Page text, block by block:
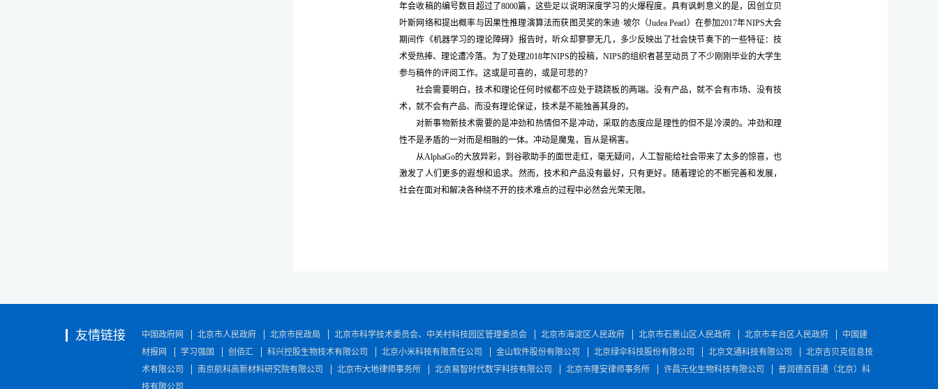
年会收稿的编号数目超过了8000篇，这些足以说明深度学习的火爆程度。具有讽刺意义的是，因创立贝
叶斯网络和提出概率与因果性推理演算法而获图灵奖的朱迪·坡尔（Judea Pearl）在参加2017年NIPS大会
期间作《机器学习的理论障碍》报告时，听众却寥寥无几，多少反映出了社会快节奏下的一些特征：技
术受热捧、理论遭冷落。为了处理2018年NIPS的投稿，NIPS的组织者甚至动员了不少刚刚毕业的大学生
参与稿件的评阅工作。这或是可喜的，或是可悲的？
社会需要明白，技术和理论任何时候都不应处于跷跷板的两端。没有产品，就不会有市场、没有技
术，就不会有产品、而没有理论保证，技术是不能独善其身的。
对新事物新技术需要的是冲劲和热情但不是冲动，采取的态度应是理性的但不是冷漠的。冲劲和理
性不是矛盾的一对而是相融的一体。冲动是魔鬼，盲从是祸害。
从AlphaGo的大放异彩，到谷歌助手的面世走红，毫无疑问，人工智能给社会带来了太多的惊喜，也
激发了人们更多的遐想和追求。然而，技术和产品没有最好，只有更好。随着理论的不断完善和发展，
社会在面对和解决各种绕不开的技术难点的过程中必然会光荣无限。
友情链接 中国政府网 北京市人民政府 北京市民政局 北京市科学技术委员会、中关村科技园区管理委员会 北京市海淀区人民政府 北京市石景山区人民政府 北京市丰台区人民政府
中国建
材报网
学习强国 创佰汇 科兴控股生物技术有限公司 北京小米科技有限责任公司 金山软件股份有限公司 北京绿伞科技股份有限公司 北京文通科技有限公司
北京吉贝克信息技
术有限公司
南京航科高新材料研究院有限公司 北京市大地律师事务所 北京易智时代数字科技有限公司 北京市隆安律师事务所 许昌元化生物科技有限公司
普润德百目通（北京）科
技有限公司